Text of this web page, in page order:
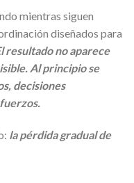
mientras siguen
diseñados para
resultado no aparece
Al principio se
decisiones
la pérdida gradual de